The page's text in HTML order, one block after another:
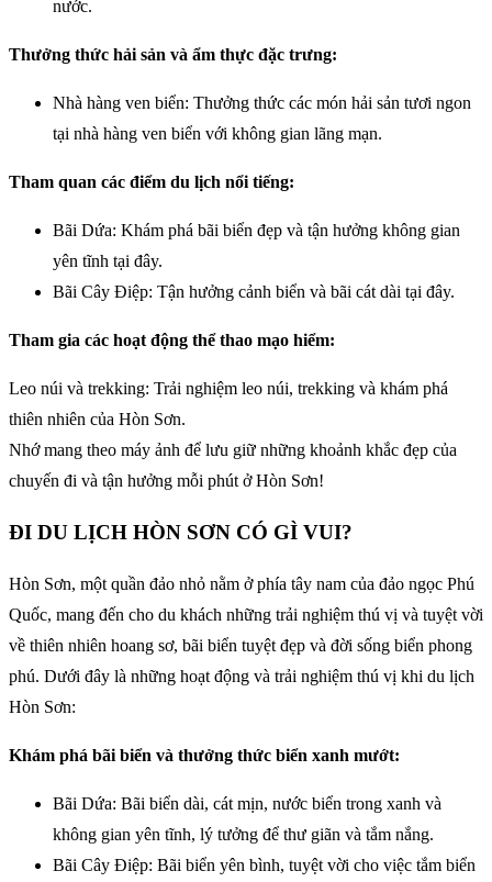
nước.
Thưởng thức hải sản và ẩm thực đặc trưng:
Nhà hàng ven biển: Thưởng thức các món hải sản tươi ngon
tại nhà hàng ven biển với không gian lãng mạn.
Tham quan các điểm du lịch nổi tiếng:
Bãi Dứa: Khám phá bãi biển đẹp và tận hưởng không gian
yên tĩnh tại đây.
Bãi Cây Điệp: Tận hưởng cảnh biển và bãi cát dài tại đây.
Tham gia các hoạt động thể thao mạo hiểm:
Leo núi và trekking: Trải nghiệm leo núi, trekking và khám phá
thiên nhiên của Hòn Sơn.
Nhớ mang theo máy ảnh để lưu giữ những khoảnh khắc đẹp của
chuyến đi và tận hưởng mỗi phút ở Hòn Sơn!
ĐI DU LỊCH HÒN SƠN CÓ GÌ VUI?
Hòn Sơn, một quần đảo nhỏ nằm ở phía tây nam của đảo ngọc Phú
Quốc, mang đến cho du khách những trải nghiệm thú vị và tuyệt vời
về thiên nhiên hoang sơ, bãi biển tuyệt đẹp và đời sống biển phong
phú. Dưới đây là những hoạt động và trải nghiệm thú vị khi du lịch
Hòn Sơn:
Khám phá bãi biển và thưởng thức biển xanh mướt:
Bãi Dứa: Bãi biển dài, cát mịn, nước biển trong xanh và
không gian yên tĩnh, lý tưởng để thư giãn và tắm nắng.
Bãi Cây Điệp: Bãi biển yên bình, tuyệt vời cho việc tắm biển